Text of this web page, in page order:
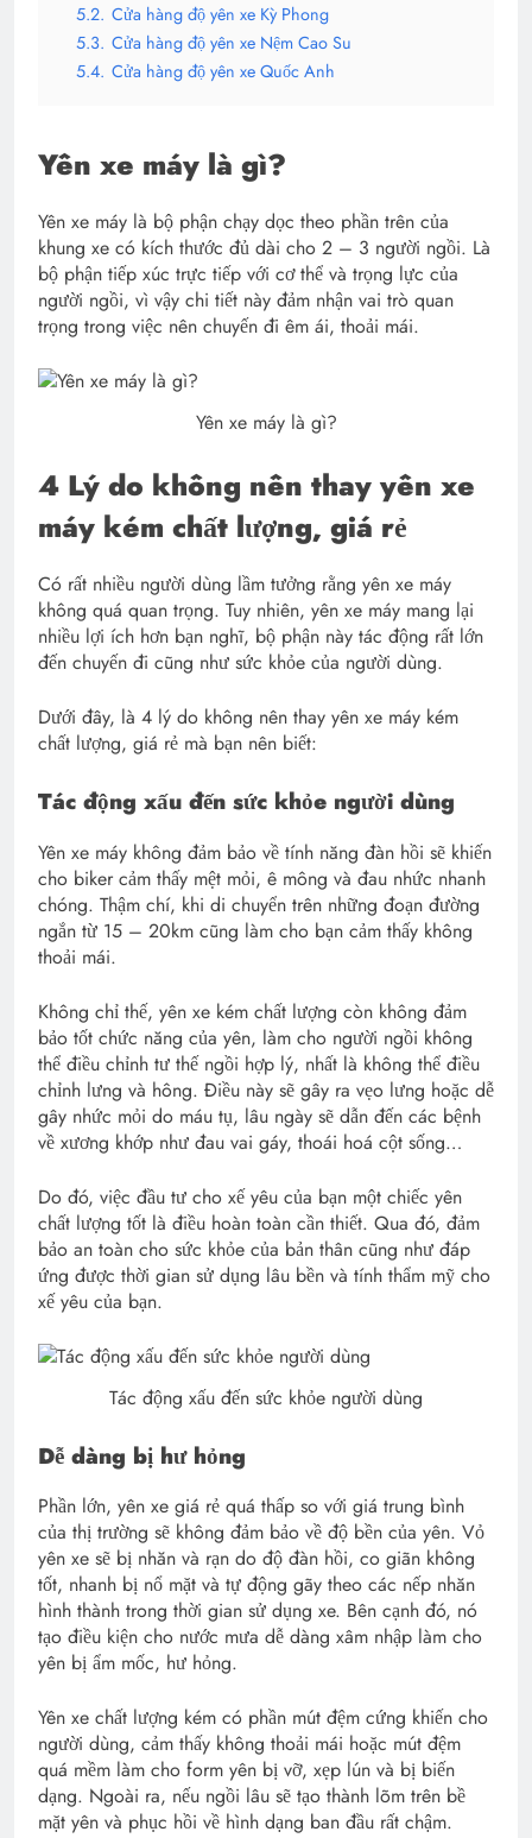
5.2. Cửa hàng độ yên xe Kỳ Phong
5.3. Cửa hàng độ yên xe Nệm Cao Su
5.4. Cửa hàng độ yên xe Quốc Anh
Yên xe máy là gì?
Yên xe máy là bộ phận chạy dọc theo phần trên của
khung xe có kích thước đủ dài cho 2 – 3 người ngồi. Là
bộ phận tiếp xúc trực tiếp với cơ thể và trọng lực của
người ngồi, vì vậy chi tiết này đảm nhận vai trò quan
trọng trong việc nên chuyến đi êm ái, thoải mái.
Yên xe máy là gì?
4 Lý do không nên thay yên xe
máy kém chất lượng, giá rẻ
Có rất nhiều người dùng lầm tưởng rằng yên xe máy
không quá quan trọng. Tuy nhiên, yên xe máy mang lại
nhiều lợi ích hơn bạn nghĩ, bộ phận này tác động rất lớn
đến chuyến đi cũng như sức khỏe của người dùng.
Dưới đây, là 4 lý do không nên thay yên xe máy kém
chất lượng, giá rẻ mà bạn nên biết:
Tác động xấu đến sức khỏe người dùng
Yên xe máy không đảm bảo về tính năng đàn hồi sẽ khiến
cho biker cảm thấy mệt mỏi, ê mông và đau nhức nhanh
chóng. Thậm chí, khi di chuyển trên những đoạn đường
ngắn từ 15 – 20km cũng làm cho bạn cảm thấy không
thoải mái.
Không chỉ thế, yên xe kém chất lượng còn không đảm
bảo tốt chức năng của yên, làm cho người ngồi không
thể điều chỉnh tư thế ngồi hợp lý, nhất là không thể điều
chỉnh lưng và hông. Điều này sẽ gây ra vẹo lưng hoặc dễ
gây nhức mỏi do máu tụ, lâu ngày sẽ dẫn đến các bệnh
về xương khớp như đau vai gáy, thoái hoá cột sống…
Do đó, việc đầu tư cho xế yêu của bạn một chiếc yên
chất lượng tốt là điều hoàn toàn cần thiết. Qua đó, đảm
bảo an toàn cho sức khỏe của bản thân cũng như đáp
ứng được thời gian sử dụng lâu bền và tính thẩm mỹ cho
xế yêu của bạn.
Tác động xấu đến sức khỏe người dùng
Dễ dàng bị hư hỏng
Phần lớn, yên xe giá rẻ quá thấp so với giá trung bình
của thị trường sẽ không đảm bảo về độ bền của yên. Vỏ
yên xe sẽ bị nhăn và rạn do độ đàn hồi, co giãn không
tốt, nhanh bị nổ mặt và tự động gãy theo các nếp nhăn
hình thành trong thời gian sử dụng xe. Bên cạnh đó, nó
tạo điều kiện cho nước mưa dễ dàng xâm nhập làm cho
yên bị ẩm mốc, hư hỏng.
Yên xe chất lượng kém có phần mút đệm cứng khiến cho
người dùng, cảm thấy không thoải mái hoặc mút đệm
quá mềm làm cho form yên bị vỡ, xẹp lún và bị biến
dạng. Ngoài ra, nếu ngồi lâu sẽ tạo thành lõm trên bề
mặt yên và phục hồi về hình dạng ban đầu rất chậm.